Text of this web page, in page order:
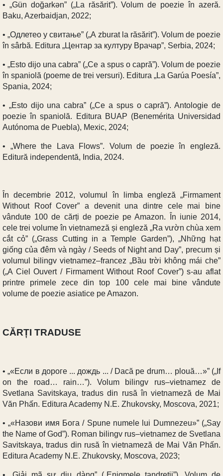
• „Gün doğarkən” („La răsărit”). Volum de poezie în azeră.
Baku, Azerbaidjan, 2022;
• „Одлетео у свитање” („A zburat la răsărit”). Volum de poezie
în sârbă. Editura „Центар за културу Врачар”, Serbia, 2024;
• „Esto dijo una cabra” („Ce a spus o capră”). Volum de poezie
în spaniolă (poeme de trei versuri). Editura „La Garúa Poesía”,
Spania, 2024;
• „Esto dijo una cabra” („Ce a spus o capră”). Antologie de
poezie în spaniolă. Editura BUAP (Benemérita Universidad
Autónoma de Puebla), Mexic, 2024;
• „Where the Lava Flows”. Volum de poezie în engleză.
Editură independentă, India, 2024.
În decembrie 2012, volumul în limba engleză „Firmament
Without Roof Cover” a devenit una dintre cele mai bine
vândute 100 de cărți de poezie pe Amazon. În iunie 2014,
cele trei volume în vietnameză și engleză „Ra vườn chùa xem
cắt cỏ” („Grass Cutting in a Temple Garden”), „Những hạt
giống của đêm và ngày / Seeds of Night and Day”, precum și
volumul bilingv vietnamez–francez „Bầu trời không mái che”
(„A Ciel Ouvert / Firmament Without Roof Cover”) s-au aflat
printre primele zece din top 100 cele mai bine vândute
volume de poezie asiatice pe Amazon.
CĂRȚI TRADUSE
• „«Если в дороге ... дождь ... / Dacă pe drum… plouă…»” („If
on the road… rain…”). Volum bilingv rus–vietnamez de
Svetlana Savitskaya, tradus din rusă în vietnameză de Mai
Văn Phấn. Editura Academy N.E. Zhukovsky, Moscova, 2021;
• „«Назови имя Бога / Spune numele lui Dumnezeu»” („Say
the Name of God”). Roman bilingv rus–vietnamez de Svetlana
Savitskaya, tradus din rusă în vietnameză de Mai Văn Phấn.
Editura Academy N.E. Zhukovsky, Moscova, 2023;